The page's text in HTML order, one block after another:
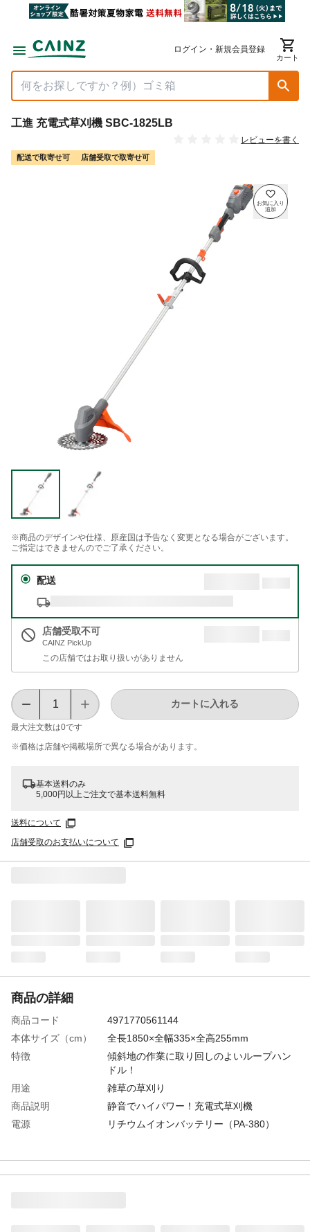
ログイン・新規会員登録
カート
工進 充電式草刈機 SBC-1825LB
レビューを書く
配送で取寄せ可 店舗受取で取寄せ可
※商品のデザインや仕様、原産国は予告なく変更となる場合がございます。
ご指定はできませんのでご了承ください。
配送
店舗受取不可
CAINZ PickUp
この店舗ではお取り扱いがありません
最大注文数は0です
カートに入れる
※価格は​店舗や​掲載場所で​異なる​場合が​あります。
基本送料のみ
5,000円以上ご注文で基本送料無料
送料について
店舗受取のお支払いについて
商品の詳細
商品コード
4971770561144
本体サイズ（cm）
全長1850×全幅335×全高255mm
特徴
傾斜地の作業に取り回しのよいループハン
ドル！
用途
雑草の草刈り
商品説明
静音でハイパワー！充電式草刈機
電源
リチウムイオンバッテリー（PA-380）
付属品／セット内容
18Vバッテリー (2.5 Ah) 2個、ボルト 4本、
ナット 4個、チップソー、刈刃カバー、飛